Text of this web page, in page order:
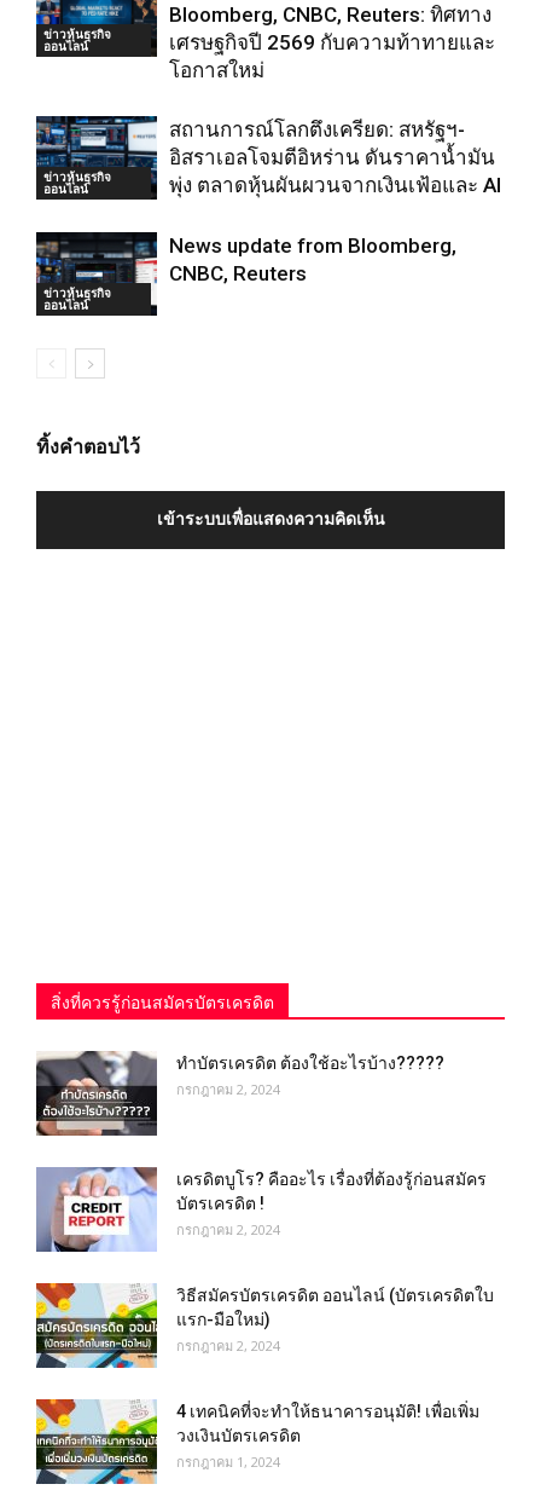
ข่าวหุ้นธุรกิจ
ออนไลน์
Bloomberg, CNBC, Reuters: ทิศทาง
เศรษฐกิจปี 2569 กับความท้าทายและ
โอกาสใหม่
ข่าวหุ้นธุรกิจ
ออนไลน์
สถานการณ์โลกตึงเครียด: สหรัฐฯ-
อิสราเอลโจมตีอิหร่าน ดันราคาน้ำมัน
พุ่ง ตลาดหุ้นผันผวนจากเงินเฟ้อและ AI
ข่าวหุ้นธุรกิจ
ออนไลน์
News update from Bloomberg,
CNBC, Reuters
ทิ้งคำตอบไว้
เข้าระบบเพื่อแสดงความคิดเห็น
สิ่งที่ควรรู้ก่อนสมัครบัตรเครดิต
ทำบัตรเครดิต ต้องใช้อะไรบ้าง?????
กรกฎาคม 2, 2024
เครดิตบูโร? คืออะไร เรื่องที่ต้องรู้ก่อนสมัคร
บัตรเครดิต !
กรกฎาคม 2, 2024
วิธีสมัครบัตรเครดิต ออนไลน์ (บัตรเครดิตใบ
แรก-มือใหม่)
กรกฎาคม 2, 2024
4 เทคนิคที่จะทำให้ธนาคารอนุมัติ! เพื่อเพิ่ม
วงเงินบัตรเครดิต
กรกฎาคม 1, 2024